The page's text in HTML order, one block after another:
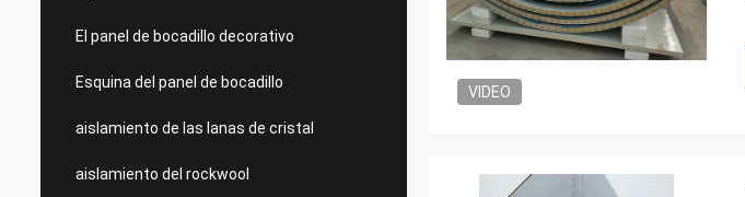
El panel de bocadillo decorativo
Esquina del panel de bocadillo
aislamiento de las lanas de cristal
aislamiento del rockwool
VIDEO